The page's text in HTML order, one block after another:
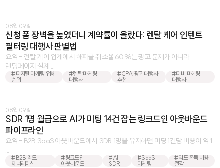
08월 09일
신청 폼 장벽을 높였더니 계약률이 올랐다: 렌탈 케어 인텐트
필터링 대행사 판별법
요약 - 렌탈 케어 업계에서 해피콜 취소율 60%는 광고 문제가 아니라
랜딩페이지 설계 ...
#디지털 마케팅 업체
순위
#렌탈 마케팅
대행사
#CPA 광고 대행사
추천
#디비 마케팅
대행사
08월 09일
SDR 1명 월급으로 AI가 미팅 14건 잡는 링크드인 아웃바운드
파이프라인
요약 - B2B SaaS 아웃바운드에서 SDR 1명을 유지하면 미팅 1건당 비용이 약 1
...
#B2B 리드
제너레이션
#링크드인
아웃바운드
#AI
SDR
#SaaS
마케팅
#리드 획득 비용
절감